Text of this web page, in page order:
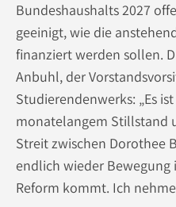
Bundeshaushalts 2027
geeinigt, wie die
finanziert werden sollen.
Anbuhl, der
Studierendenwerks: „Es
monatelangem Stillstand
Streit zwischen Dorothee
endlich wieder Bewegung
Reform kommt. Ich